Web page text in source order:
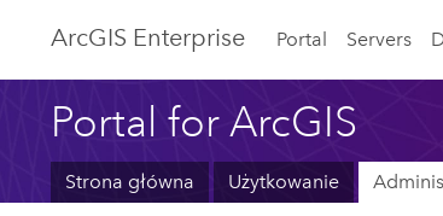
ArcGIS Enterprise Portal Servers
Portal for ArcGIS
Strona główna Użytkowanie